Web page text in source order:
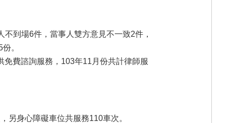
到場6件，當事人雙方意見不一致2件，
。
費諮詢服務，103年11月份共計律師服
另身心障礙車位共服務110車次。